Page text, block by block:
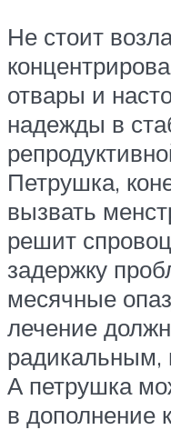
Не стоит
отвары и
надежды в
Петрушка,
вызвать
решит
задержку
месячные
лечение
радикальным,
А петрушка
в дополнение